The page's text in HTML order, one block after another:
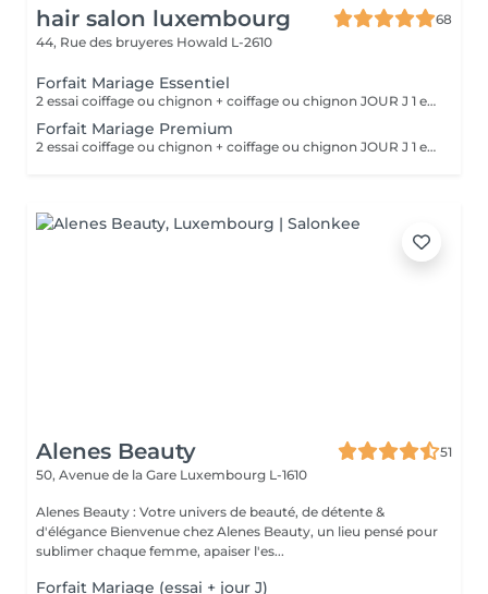
hair salon luxembourg
68
44, Rue des bruyeres Howald L-2610
Forfait Mariage Essentiel
2 essai coiffage ou chignon + coiffage ou chignon JOUR J 1 essai maquillage + maquillage JOUR J Une prestation de manucure en gel ° cadeaux offert
Forfait Mariage Premium
2 essai coiffage ou chignon + coiffage ou chignon JOUR J 1 essai maquillage + maquillage JOUR J Une prestation de manucure en gel au choix Une prestation de beauté des pieds en gel au choix ° Un massage relaxant ° Un cadeaux offert
Alenes Beauty
51
50, Avenue de la Gare Luxembourg L-1610
Alenes Beauty : Votre univers de beauté, de détente &
d'élégance Bienvenue chez Alenes Beauty, un lieu pensé pour
sublimer chaque femme, apaiser l'es...
Forfait Mariage (essai + jour J)